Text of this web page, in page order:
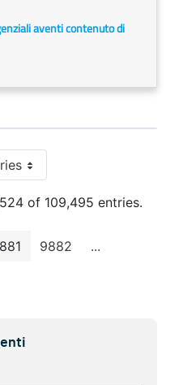
aventi contenuto di
Per Page
of 109,495 entries.
Page Page
9882 ...Intermediate